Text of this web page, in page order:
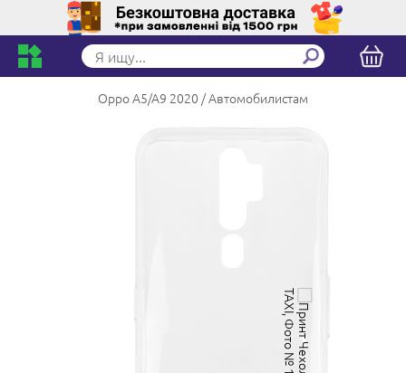
Oppo A5/A9 2020 Автомобилистам